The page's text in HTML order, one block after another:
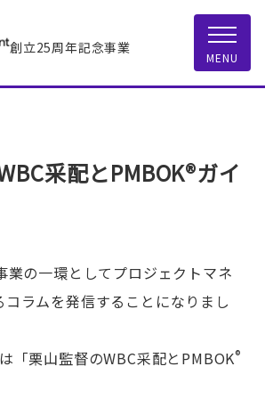
創立25周年記念事業
MENU
采配とPMBOK®ガイ
業の一環としてプロジェクトマネ
ラムを発信することになりまし
「栗山監督のWBC采配とPMBOK®